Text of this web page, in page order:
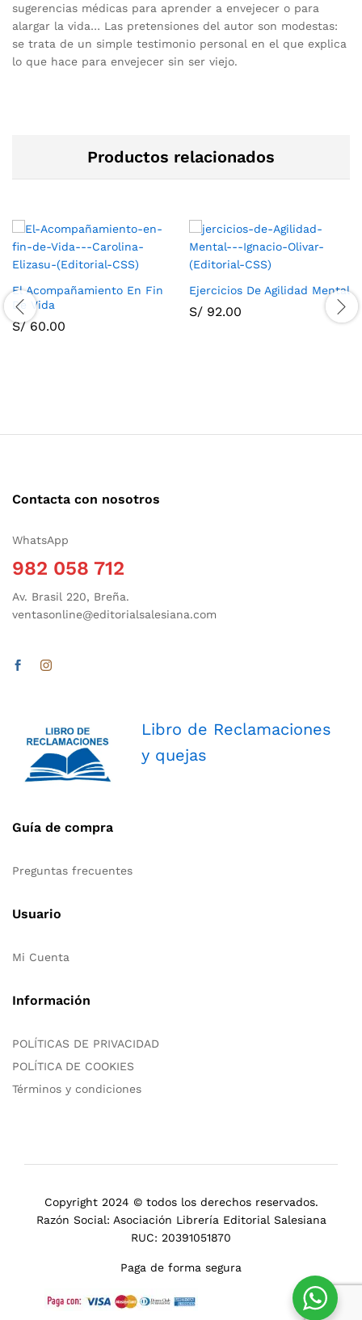
sugerencias médicas para aprender a envejecer o para
alargar la vida… Las pretensiones del autor son modestas:
se trata de un simple testimonio personal en el que explica
lo que hace para envejecer sin ser viejo.
Productos relacionados
El Acompañamiento En Fin
De Vida
S/60.00
Ejercicios De Agilidad Mental
S/ 92.00
Contacta con nosotros
WhatsApp
982 058 712
Av. Brasil 220, Breña.
ventasonline@editorialsalesiana.com
Libro de Reclamaciones
y quejas
Guía de compra
Preguntas frecuentes
Usuario
Mi Cuenta
Información
POLÍTICAS DE PRIVACIDAD
POLÍTICA DE COOKIES
Términos y condiciones
Copyright 2024 © todos los derechos reservados.
Razón Social: Asociación Librería Editorial Salesiana
RUC: 20391051870
Paga de forma segura